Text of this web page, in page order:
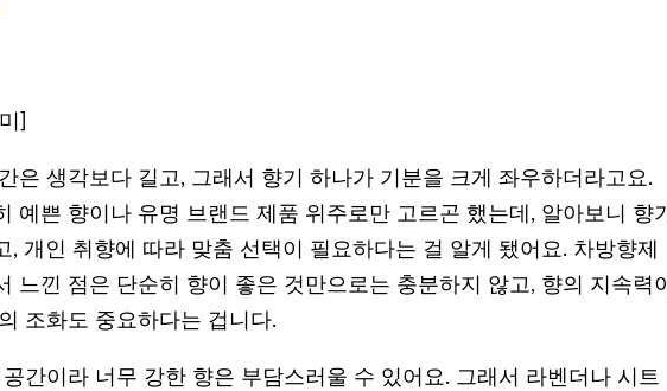
]
은 생각보다 길고, 그래서 향기 하나가 기분을 크게 좌우하더라고요.
예쁜 향이나 유명 브랜드 제품 위주로만 고르곤 했는데, 알아보니 향기
, 개인 취향에 따라 맞춤 선택이 필요하다는 걸 알게 됐어요. 차방향제
느낀 점은 단순히 향이 좋은 것만으로는 충분하지 않고, 향의 지속력이
조화도 중요하다는 겁니다.
간이라 너무 강한 향은 부담스러울 수 있어요. 그래서 라벤더나 시트